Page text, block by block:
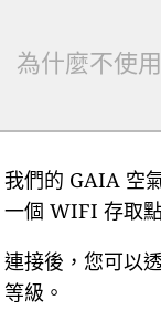
為什麼不使
我們的 GAIA 空
一個 WIFI 存取
連接後，您可以
等級。